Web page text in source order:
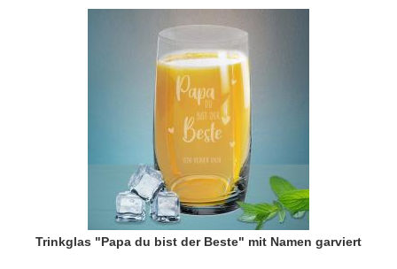
Trinkglas "Papa du bist der Beste" mit Namen garviert